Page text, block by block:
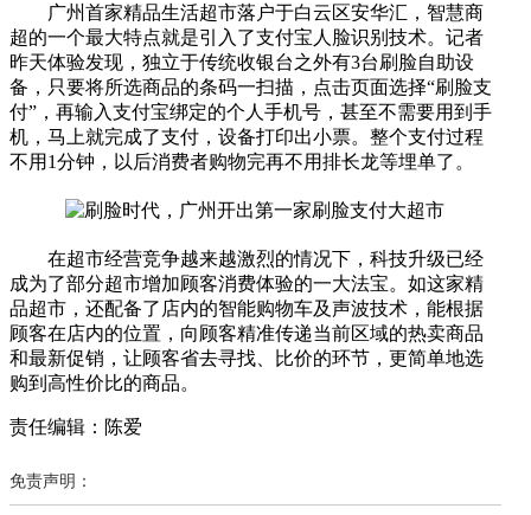
广州首家精品生活超市落户于白云区安华汇，智慧商
超的一个最大特点就是引入了支付宝人脸识别技术。记者
昨天体验发现，独立于传统收银台之外有3台刷脸自助设
备，只要将所选商品的条码一扫描，点击页面选择“刷脸支
付”，再输入支付宝绑定的个人手机号，甚至不需要用到手
机，马上就完成了支付，设备打印出小票。整个支付过程
不用1分钟，以后消费者购物完再不用排长龙等埋单了。
在超市经营竞争越来越激烈的情况下，科技升级已经
成为了部分超市增加顾客消费体验的一大法宝。如这家精
品超市，还配备了店内的智能购物车及声波技术，能根据
顾客在店内的位置，向顾客精准传递当前区域的热卖商品
和最新促销，让顾客省去寻找、比价的环节，更简单地选
购到高性价比的商品。
责任编辑：陈爱
免责声明：